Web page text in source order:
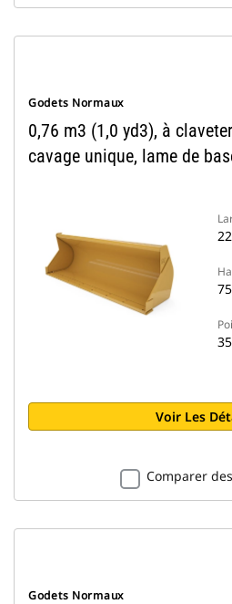
Godets Normaux
0,76 m3 (1,0 yd3), à
cavage unique, lame de
Voir Les
Comparer
Godets Normaux